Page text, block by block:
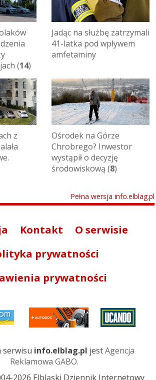
(14)
Jadąc na służbę zatrzymali
41-latka pod wpływem
amfetaminy
z
Ośrodek na Górze
Chrobrego? Inwestor
wystąpił o decyzję
środowiskową (8)
Pełna wersja info.elblag.pl
Kontakt
O serwisie
prywatności
prywatności
serwisu info.elblag.pl jestAgencja
Reklamowa GABO.
2026 Elbląski Dziennik Internetowy